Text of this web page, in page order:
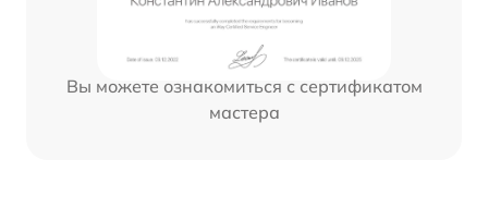
Вы можете ознакомиться с сертификатом
мастера